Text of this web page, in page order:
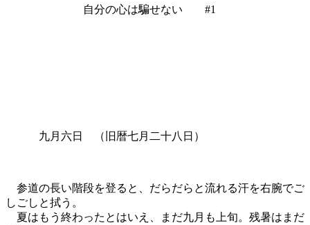
自分の心は騙せない #1
九月六日 （旧暦七月二十八日）
参道の長い階段を登ると、だらだらと流れる汗を右腕でご
しごしと拭う。
夏はもう終わったとはいえ、まだ九月も上旬。残暑はまだ